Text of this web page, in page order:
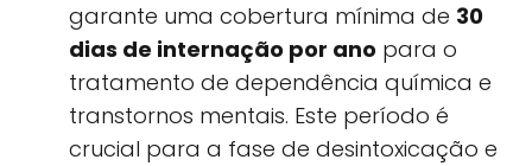
garante uma cobertura mínima de 30
dias de internação por ano para o
tratamento de dependência química e
transtornos mentais. Este período é
crucial para a fase de desintoxicação e